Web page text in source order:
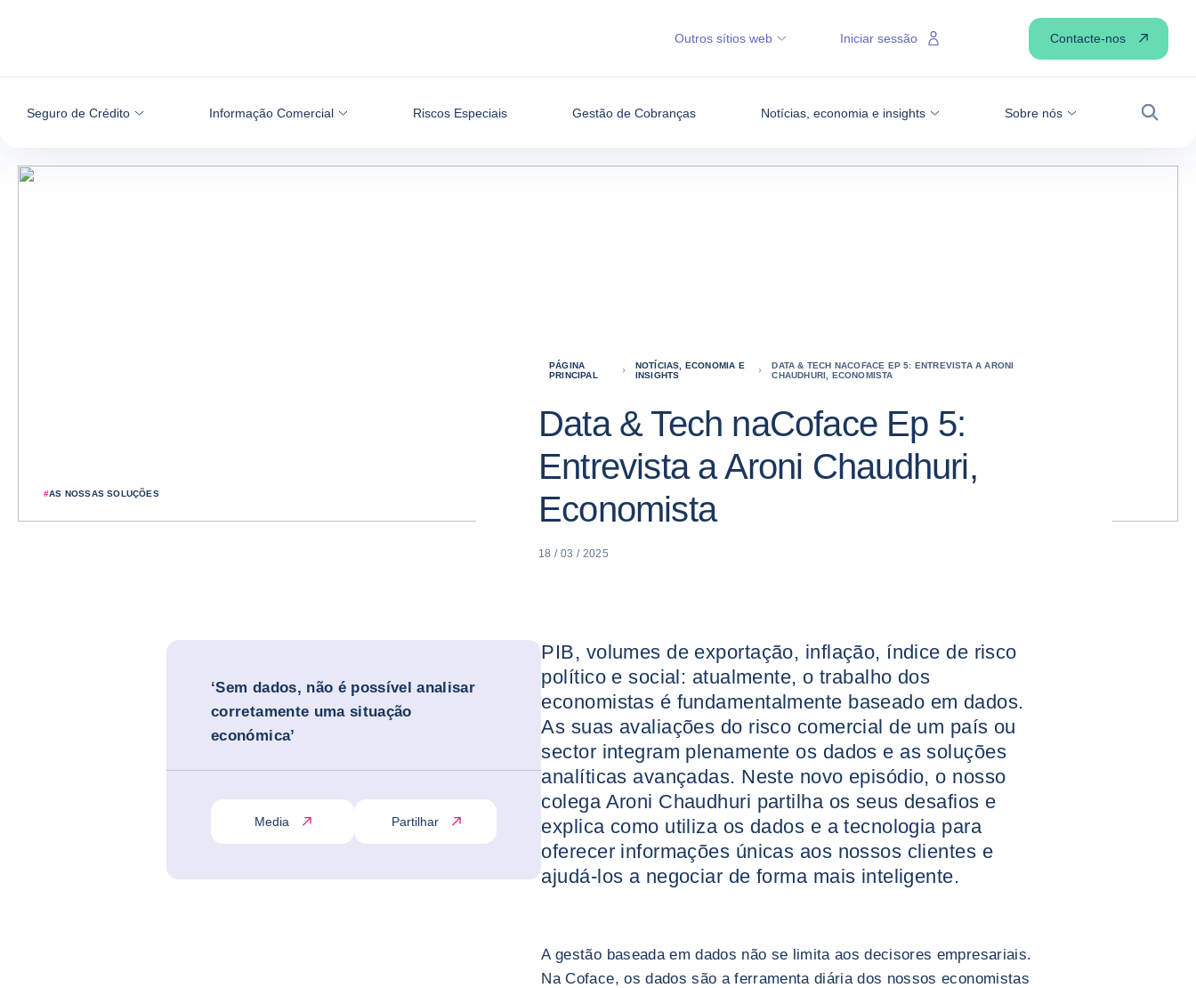
Seguro de Crédito Informação Comercial Riscos Especiais Gestão de Cobranças Notícias, economia e insights Sobre nós
Outros sítios web Iniciar sessão Contacte-nos
#AS NOSSAS SOLUÇÕES
PÁGINA
PRINCIPAL
NOTÍCIAS, ECONOMIA E
INSIGHTS
DATA & TECH NACOFACE EP 5: ENTREVISTA A ARONI
CHAUDHURI, ECONOMISTA
Data & Tech naCoface Ep 5:
Entrevista a Aroni Chaudhuri,
Economista
18 / 03 / 2025
‘Sem dados, não é possível analisar
corretamente uma situação
económica’
Media Partilhar
PIB, volumes de exportação, inflação, índice de risco
político e social: atualmente, o trabalho dos
economistas é fundamentalmente baseado em dados.
As suas avaliações do risco comercial de um país ou
sector integram plenamente os dados e as soluções
analíticas avançadas. Neste novo episódio, o nosso
colega Aroni Chaudhuri partilha os seus desafios e
explica como utiliza os dados e a tecnologia para
oferecer informações únicas aos nossos clientes e
ajudá-los a negociar de forma mais inteligente.
A gestão baseada em dados não se limita aos decisores empresariais.
Na Coface, os dados são a ferramenta diária dos nossos economistas